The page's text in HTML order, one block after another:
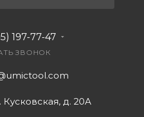
197-77-47
ЗВОНОК
Кусковская, д. 20А